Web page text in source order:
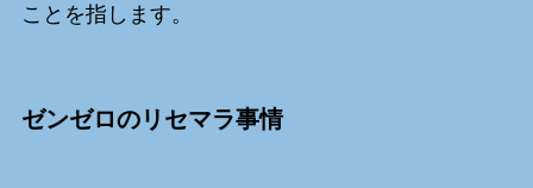
ことを指します。
ゼンゼロのリセマラ事情